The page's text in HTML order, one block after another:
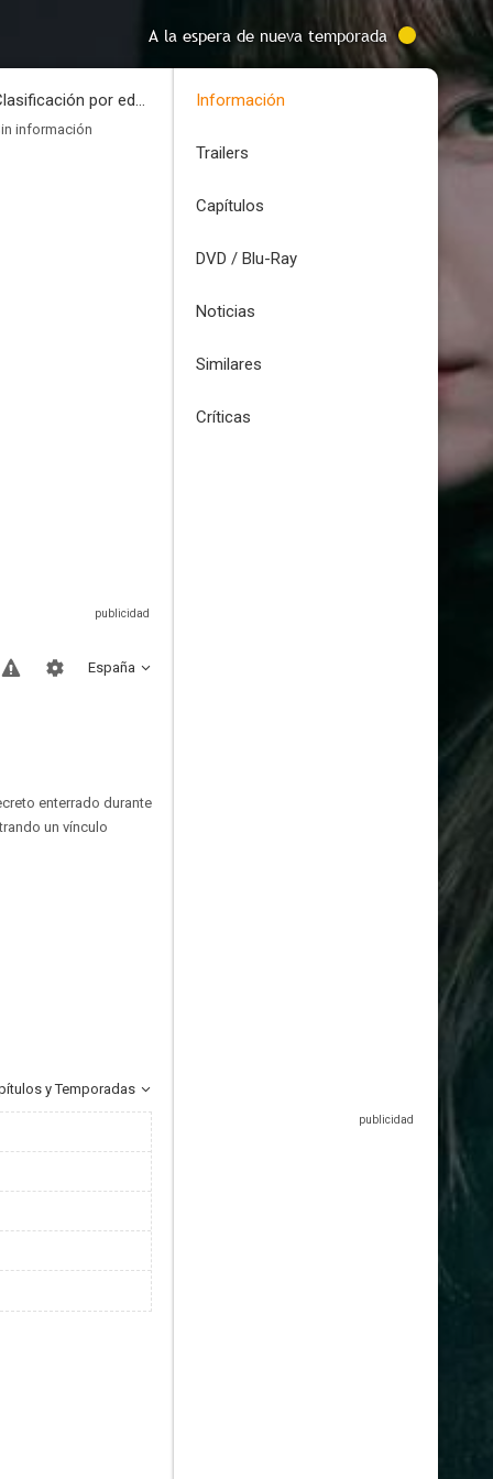
A la espera de nueva temporada
Clasificación por edades
información
España
enterrado durante
un vínculo
y Temporadas
Información
Trailers
Capítulos
DVD / Blu-Ray
Noticias
Similares
Críticas